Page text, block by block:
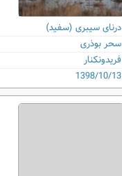
درنای سیبری (سفید)
سحر بوذری
فریدونکنار
1398/10/13